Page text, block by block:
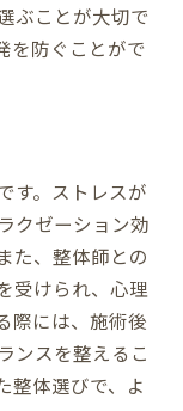
ぶことが大切で
を防ぐことがで
す。ストレスが
クゼーション効
た、整体師との
受けられ、心理
際には、施術後
ンスを整えるこ
整体選びで、よ